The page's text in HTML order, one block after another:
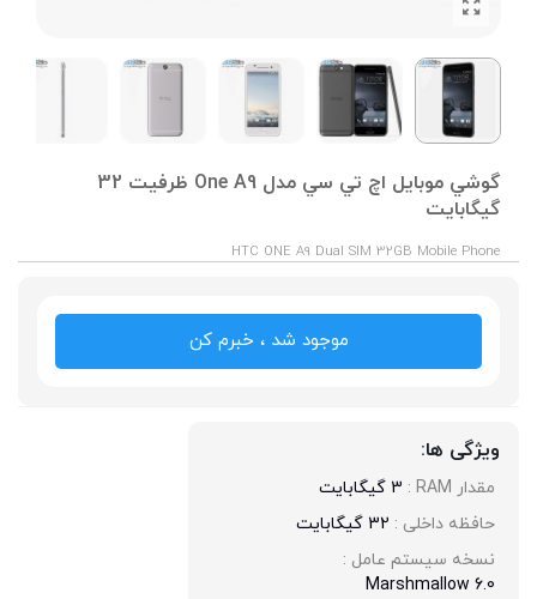
گوشي موبايل اچ تي سي مدل One A9 ظرفیت 32
گیگابایت
HTC ONE A9 Dual SIM 32GB Mobile Phone
موجود شد ، خبرم کن
ویژگی ها:
مقدار RAM :
3 گیگابایت
حافظه داخلی : 32 گیگابایت
نسخه سیستم عامل :
Marshmallow 6.0